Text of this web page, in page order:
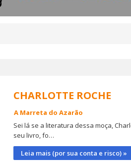
CHARLOTTE ROCHE
A Marreta do Azarão
Sei lá se a literatura dessa moça,
seu livro, fo…
Leia mais (por sua conta e risco) »